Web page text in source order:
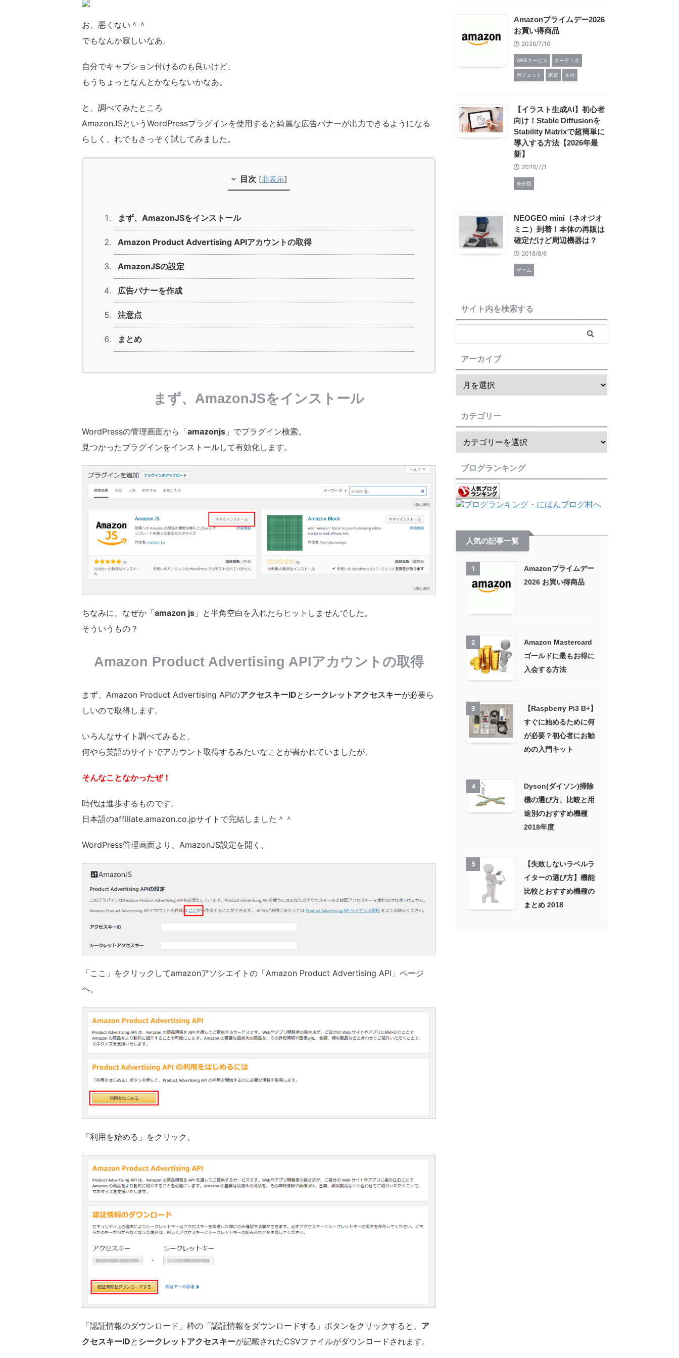
お、悪くない＾＾
でもなんか寂しいなあ。
自分でキャプション付けるのも良いけど、
もうちょっとなんとかならないかなあ。
と、調べてみたところ
AmazonJSというWordPressプラグインを使用すると綺麗な広告バナーが出力できるようになる
らしく、れでもさっそく試してみました。
目次 [非表示]
まず、AmazonJSをインストール
Amazon Product Advertising APIアカウントの取得
AmazonJSの設定
広告バナーを作成
注意点
まとめ
まず、AmazonJSをインストール
WordPressの管理画面から「amazonjs 」でプラグイン検索。
見つかったプラグインをインストールして有効化します。
ちなみに、なぜか「amazon js 」と半角空白を入れたらヒットしませんでした。
そういうもの？
Amazon Product Advertising APIアカウントの取得
まず、Amazon Product Advertising APIのアクセスキーIDと シークレットアクセスキーが必要ら
しいので取得します。
いろんなサイト調べてみると、
何やら英語のサイトでアカウント取得するみたいなことが書かれていましたが、
そんなことなかったぜ！
時代は進歩するものです。
日本語のaffiliate.amazon.co.jpサイトで完結しました＾＾
WordPress管理画面より、AmazonJS設定を開く。
「ここ」をクリックしてamazonアソシエイトの「Amazon Product Advertising API」ページ
へ。
「利用を始める」をクリック。
「認証情報のダウンロード」枠の「認証情報をダウンロードする」ボタンをクリックすると、 ア
クセスキーIDと シークレットアクセスキーが記載されたCSVファイルがダウンロードされます。
Amazonプライムデー2026
お買い得商品
2026/7/10
WEBサービス オーディオ
ガジェット 家電 生活
【イラスト生成AI】初心者
向け！Stable Diffusionを
Stability Matrixで超簡単に
導入する方法【2026年最
新】
2026/7/1
未分類
NEOGEO mini（ネオジオ
ミニ）到着！本体の再販は
確定だけど周辺機器は？
2018/8/8
ゲーム
サイト内を検索する
アーカイブ
カテゴリー
ブログランキング
人気の記事一覧
1
Amazonプライムデー
2026 お買い得商品
2
Amazon Mastercard
ゴールドに最もお得に
入会する方法
3
【Raspberry Pi3 B+】
すぐに始めるために何
が必要？初心者にお勧
めの入門キット
4
Dyson(ダイソン)掃除
機の選び方、比較と用
途別のおすすめ機種
2018年度
5
【失敗しないラベルラ
イターの選び方】機能
比較とおすすめ機種の
まとめ 2018